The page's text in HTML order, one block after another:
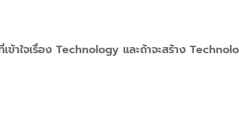
าใจเรื่อง Technology และถ้าจะสร้าง